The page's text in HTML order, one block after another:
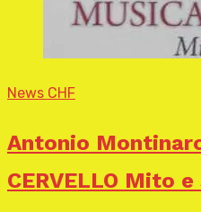
News CHF
Antonio
CERVELLO Mito